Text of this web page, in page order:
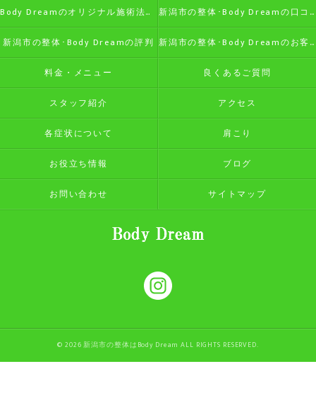
Body Dreamのオリジナル施術法の特徴 新潟市の整体･Body Dreamの口コミ情報
新潟市の整体･Body Dreamの評判 新潟市の整体･Body Dreamのお客様の声
料金・メニュー 良くあるご質問
スタッフ紹介 アクセス
各症状について 肩こり
お役立ち情報 ブログ
お問い合わせ サイトマップ
© 2026 新潟市の整体はBody Dream ALL RIGHTS RESERVED.